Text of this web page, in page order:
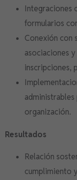
Integraciones
formularios
Conexión con
asociaciones
inscripciones,
organización.
Resultados
Relación
cumplimiento